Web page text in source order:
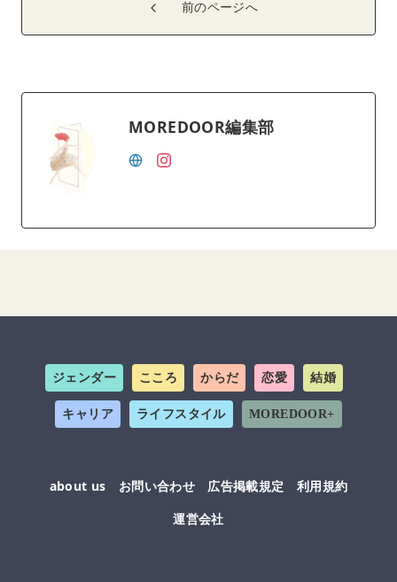
前のページへ
MOREDOOR編集部
ジェンダー こころ からだ 恋愛 結婚
キャリア ライフスタイル MOREDOOR+
about us お問い合わせ 広告掲載規定
利用規約
運営会社